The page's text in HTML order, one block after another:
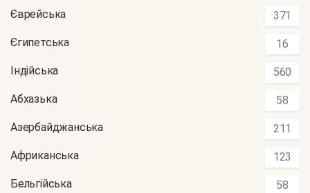
Єврейська 371
Єгипетська 16
Індійська 560
Абхазька 58
Азербайджанська 211
Африканська 123
Бельгійська 58